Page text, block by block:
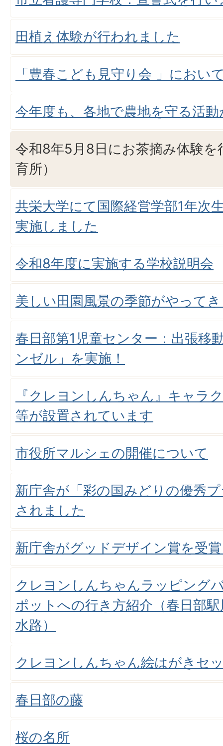
田植え体験が行われました
「豊春こども見守り会 」におい
今年度も、各地で農地を守る活
令和8年5月8日にお茶摘み体験を
育所）
共栄大学にて国際経営学部1年次
実施しました
令和8年度に実施する学校説明会
美しい田園風景の季節がやって
春日部第1児童センター：出張移
ンゼル」を実施！
『クレヨンしんちゃん』キャラ
等が設置されています
市役所マルシェの開催について
新庁舎が「彩の国みどりの優秀
されました
新庁舎がグッドデザイン賞を受
クレヨンしんちゃんラッピング
ポットへの行き方紹介（春日部
水路）
クレヨンしんちゃん絵はがきセ
春日部の藤
桜の名所